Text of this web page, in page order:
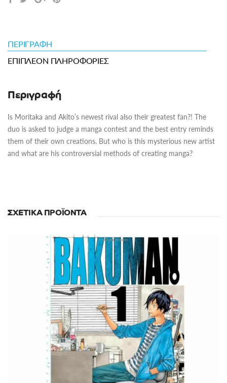
ΠΕΡΙΓΡΑΦΉ
ΕΠΙΠΛΈΟΝ ΠΛΗΡΟΦΟΡΊΕΣ
Περιγραφή
Is Moritaka and Akito’s newest rival also their greatest fan?! The
duo is asked to judge a manga contest and the best entry reminds
them of their own creations. But who is this mysterious new artist
and what are his controversial methods of creating manga?
ΣΧΕΤΙΚΆ ΠΡΟΪΌΝΤΑ